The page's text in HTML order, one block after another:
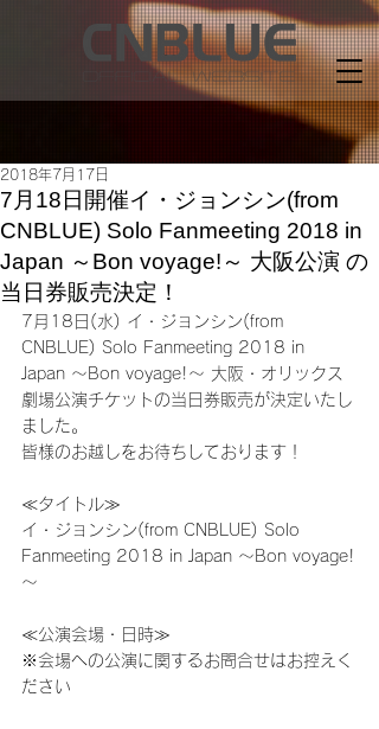
7月18日開催イ・ジョンシン(from
CNBLUE) Solo Fanmeeting 2018 in
Japan ～Bon voyage!～ 大阪公演 の
当日券販売決定！
2018年7月17日
7月18日(水) イ・ジョンシン(from
CNBLUE) Solo Fanmeeting 2018 in
Japan ～Bon voyage!～ 大阪・オリックス
劇場公演チケットの当日券販売が決定いたし
ました。
皆様のお越しをお待ちしております！
≪タイトル≫
イ・ジョンシン(from CNBLUE) Solo
Fanmeeting 2018 in Japan ～Bon voyage!
～
≪公演会場・日時≫
※会場への公演に関するお問合せはお控えく
ださい